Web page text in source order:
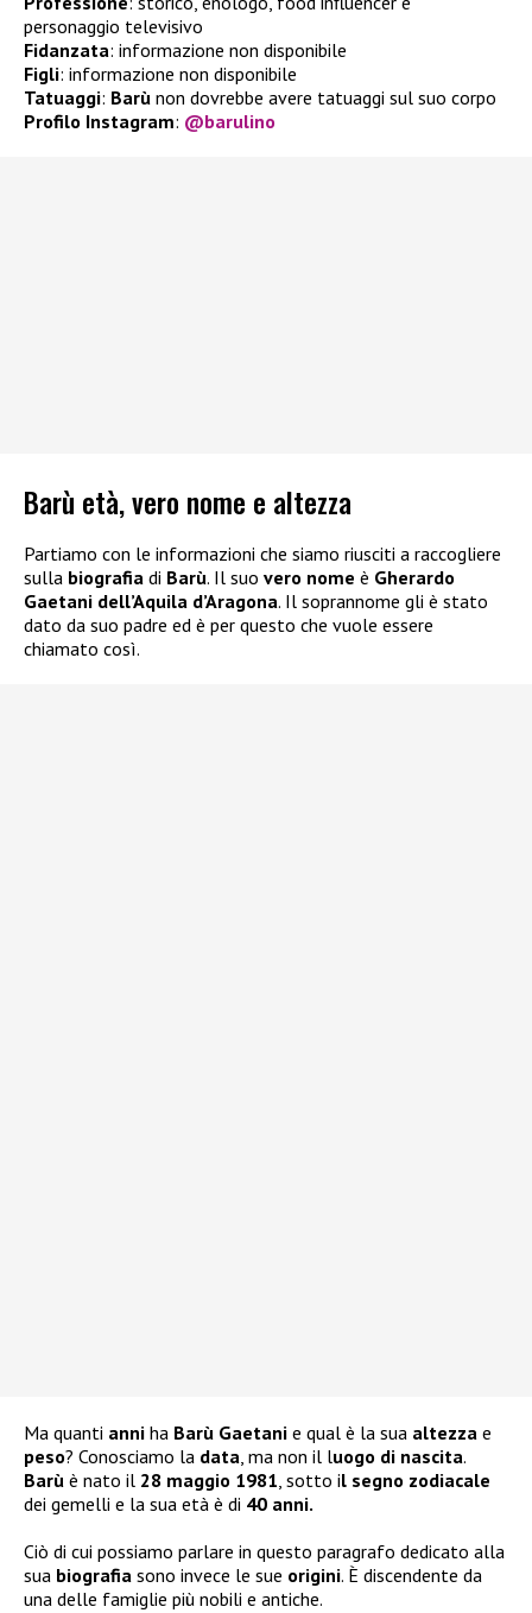
personaggio televisivo
Fidanzata: informazione non disponibile
Figli: informazione non disponibile
Tatuaggi: Barù non dovrebbe avere tatuaggi sul suo corpo
Profilo Instagram: @barulino
Barù età, vero nome e altezza
Partiamo con le informazioni che siamo riusciti a raccogliere
sulla biografia di Barù. Il suo vero nome è Gherardo
Gaetani dell’Aquila d’Aragona. Il soprannome gli è stato
dato da suo padre ed è per questo che vuole essere
chiamato così.
Ma quanti anni ha Barù Gaetani e qual è la sua altezza e
peso? Conosciamo la data, ma non il luogo di nascita.
Barù è nato il 28 maggio 1981, sotto il segno zodiacale
dei gemelli e la sua età è di 40 anni.
Ciò di cui possiamo parlare in questo paragrafo dedicato alla
sua biografia sono invece le sue origini. È discendente da
una delle famiglie più nobili e antiche.